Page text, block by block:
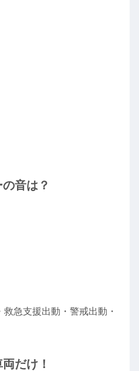
音は？
急支援出動・警戒出動・
だけ！